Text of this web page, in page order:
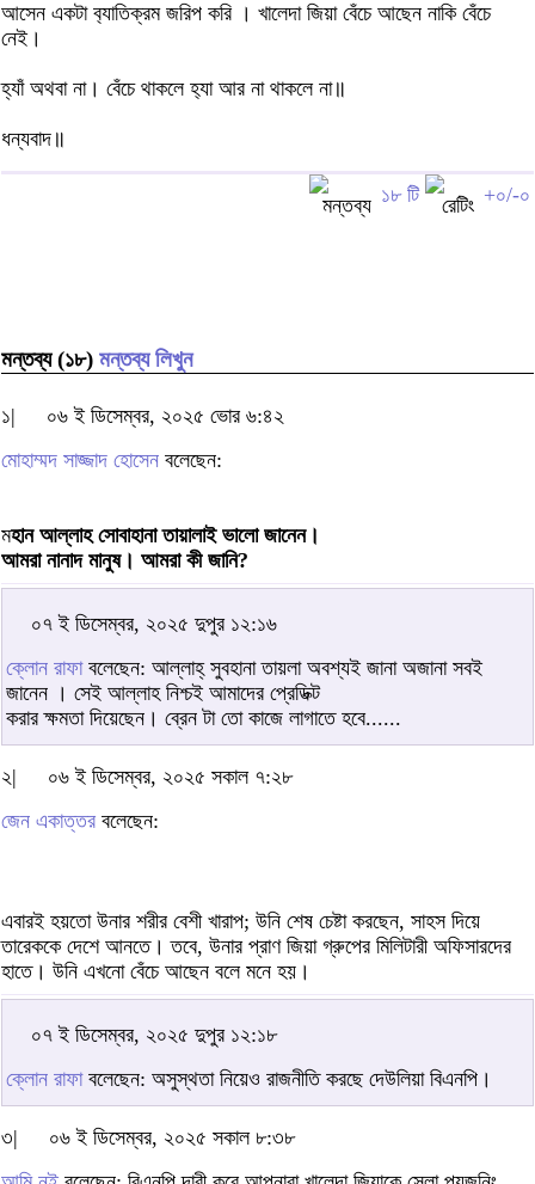
আসেন একটা ব‍্যাতিক্রম জরিপ করি । খালেদা জিয়া বেঁচে আছেন নাকি বেঁচে
নেই।
হ্যাঁ অথবা না। বেঁচে থাকলে হ‍্যা আর না থাকলে না॥
ধন্যবাদ॥
১৮ টি +০/-০
মন্তব্য (১৮) মন্তব্য লিখুন
১|
০৬ ই ডিসেম্বর, ২০২৫ ভোর ৬:৪২
মোহাম্মদ সাজ্জাদ হোসেন বলেছেন:
মহান আল্লাহ সোবাহানা তায়ালাই ভালো জানেন।
আমরা নানাদ মানুষ। আমরা কী জানি?
০৭ ই ডিসেম্বর, ২০২৫ দুপুর ১২:১৬
ক্লোন রাফাবলেছেন: আল্লাহ্ সুবহানা তায়লা অবশ্যই জানা অজানা সবই
জানেন । সেই আল্লাহ নিশ্চই আমাদের প্রেডিক্ট
করার ক্ষমতা দিয়েছেন। ব্রেন টা তো কাজে লাগাতে হবে......
২|
০৬ ই ডিসেম্বর, ২০২৫ সকাল ৭:২৮
জেন একাত্তর বলেছেন:
এবারই হয়তো উনার শরীর বেশী খারাপ; উনি শেষ চেষ্টা করছেন, সাহস দিয়ে
তারেককে দেশে আনতে। তবে, উনার প্রাণ জিয়া গ্রুপের মিলিটারী অফিসারদের
হাতে। উনি এখনো বেঁচে আছেন বলে মনে হয়।
০৭ ই ডিসেম্বর, ২০২৫ দুপুর ১২:১৮
ক্লোন রাফাবলেছেন: অসুস্থতা নিয়েও রাজনীতি করছে দেউলিয়া বিএনপি।
৩|
০৬ ই ডিসেম্বর, ২০২৫ সকাল ৮:৩৮